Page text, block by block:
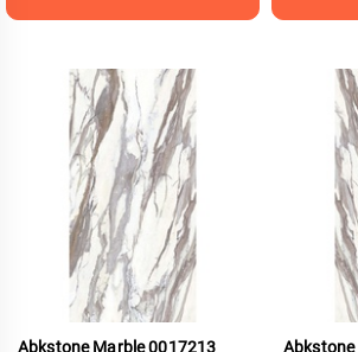
Abkstone Marble 0017213